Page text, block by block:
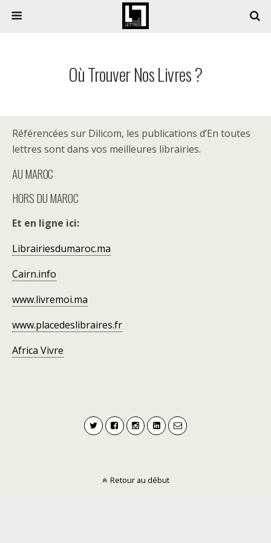
Où Trouver Nos Livres ?
Référencées sur Dilicom, les publications d’En toutes
lettres sont dans vos meilleures librairies.
AU MAROC
HORS DU MAROC
Et en ligne ici:
Librairiesdumaroc.ma
Cairn.info
www.livremoi.ma
www.placedeslibraires.fr
Africa Vivre
Retour au début